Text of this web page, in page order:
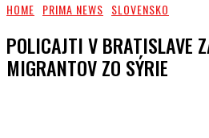
HOME PRIMA NEWS SLOVENSKO
POLICAJTI V BRATISLAVE
MIGRANTOV ZO SÝRIE